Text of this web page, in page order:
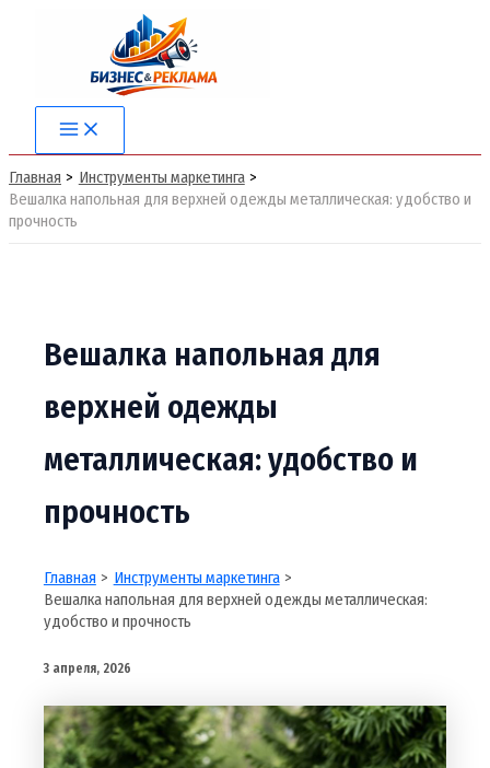
содержимому
Main
Menu
Главная
Инструменты маркетинга
Вешалка напольная для верхней одежды металлическая: удобство и
прочность
Вешалка напольная для
верхней одежды
металлическая: удобство и
прочность
Главная
Инструменты маркетинга
Вешалка напольная для верхней одежды металлическая:
удобство и прочность
3 апреля, 2026